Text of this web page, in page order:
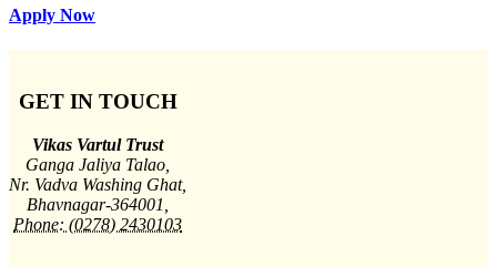
Apply Now
GET IN TOUCH
Vikas Vartul Trust
Ganga Jaliya Talao,
Nr. Vadva Washing Ghat,
Bhavnagar-364001,
Phone: (0278) 2430103